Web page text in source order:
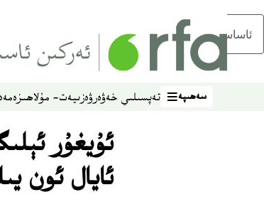
ئاساسلىق مەزمۇنغا ئاتلاڭ
سەھىپە
سەھىپە تەپسىلىي خەۋەرۋەزىيەت- مۇلاھىزە
ئۇيغۇر
ئايال ئون يىلدا 100 مو يەرگە